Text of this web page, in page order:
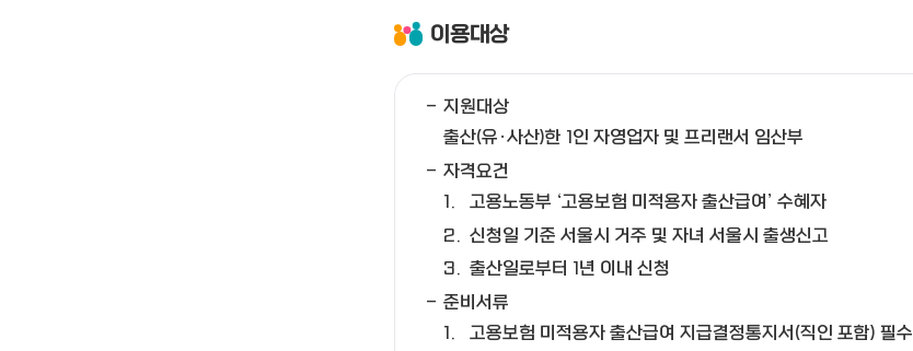
이용대상
지원대상
출산(유·사산)한 1인 자영업자 및 프리랜서 임산부
자격요건
고용노동부 ‘고용보험 미적용자 출산급여’ 수혜자
신청일 기준 서울시 거주 및 자녀 서울시 출생신고
출산일로부터 1년 이내 신청
준비서류
고용보험 미적용자 출산급여 지급결정통지서(직인 포함) 필수